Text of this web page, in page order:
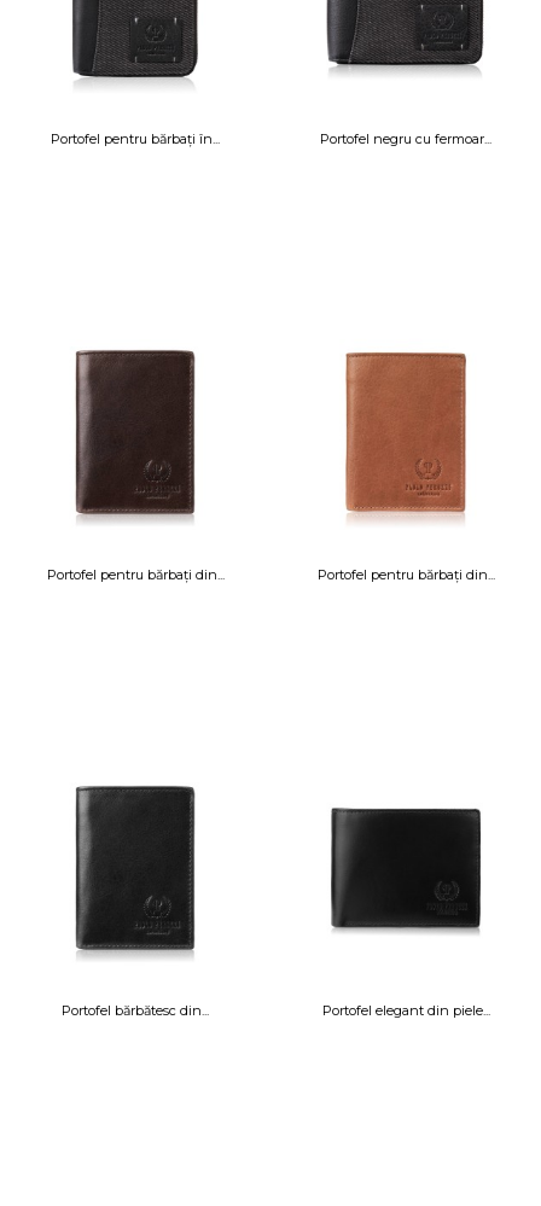
Portofel pentru bărbați în... Portofel negru cu fermoar...
Portofel pentru bărbați din... Portofel pentru bărbați din...
Portofel bărbătesc din... Portofel elegant din piele...